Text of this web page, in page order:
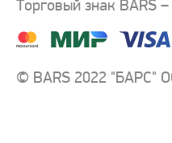
Торговый знак BARS
© BARS 2022 "БАРС"